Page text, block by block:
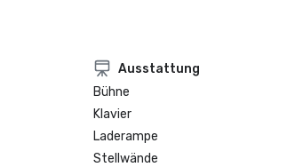
Ausstattung
Bühne
Klavier
Laderampe
Stellwände